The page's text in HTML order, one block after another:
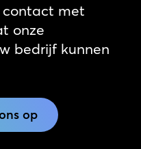
met
onze
bedrijf kunnen
op